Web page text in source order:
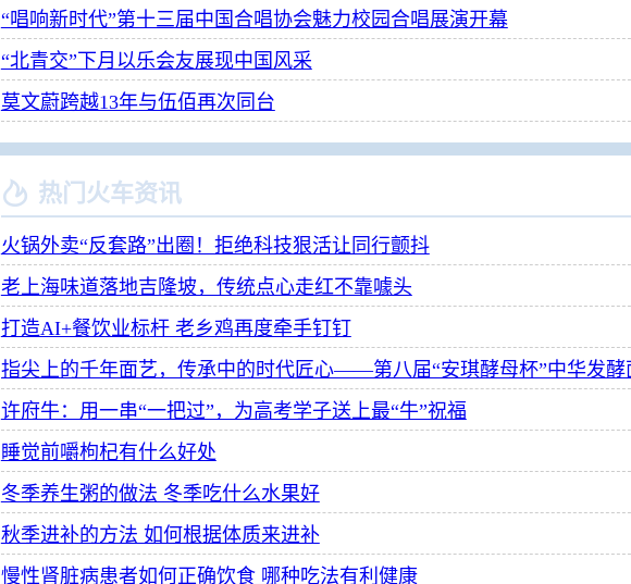
“唱响新时代”第十三届中国合唱协会魅力校园合唱展演开幕
“北青交”下月以乐会友展现中国风采
莫文蔚跨越13年与伍佰再次同台
 热门火车资讯
火锅外卖“反套路”出圈！拒绝科技狠活让同行颤抖
老上海味道落地吉隆坡，传统点心走红不靠噱头
打造AI+餐饮业标杆 老乡鸡再度牵手钉钉
许府牛：用一串“一把过”，为高考学子送上最“牛”祝福
睡觉前嚼枸杞有什么好处
冬季养生粥的做法 冬季吃什么水果好
秋季进补的方法 如何根据体质来进补
慢性肾脏病患者如何正确饮食 哪种吃法有利健康